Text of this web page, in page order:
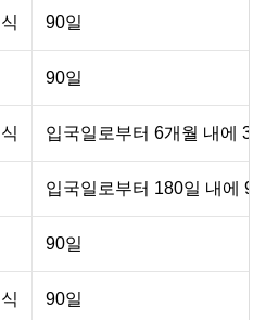
90일
90일
입국일로부터 6개월 내에 3
입국일로부터 180일 내에
90일
90일